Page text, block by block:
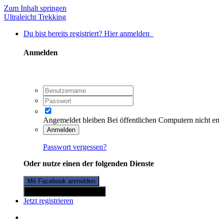
Zum Inhalt springen
Ultraleicht Trekking
Du bist bereits registriert? Hier anmelden
Anmelden
Angemeldet bleiben Bei öffentlichen Computern nicht
Anmelden
Passwort vergessen?
Oder nutze einen der folgenden Dienste
Mit Facebook anmelden
Jetzt registrieren